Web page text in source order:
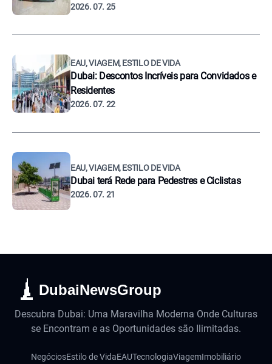
2026. 07. 25
EAU, VIAGEM, ESTILO DE VIDA
Dubai: Descontos Incríveis para Convidados e
Residentes
2026. 07. 22
EAU, VIAGEM, ESTILO DE VIDA
Dubai terá Rede para Pedestres e Ciclistas
2026. 07. 21
DubaiNewsGroup
Descubra Dubai: Uma Maravilha Moderna Onde Culturas
se Encontram e as Oportunidades são Ilimitadas.
NegóciosEstilo de VidaEAUTecnologiaViagemImobiliário